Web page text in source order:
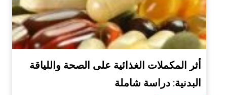
أثر المكملات الغذائية على الصحة واللياقة
البدنية: دراسة شاملة